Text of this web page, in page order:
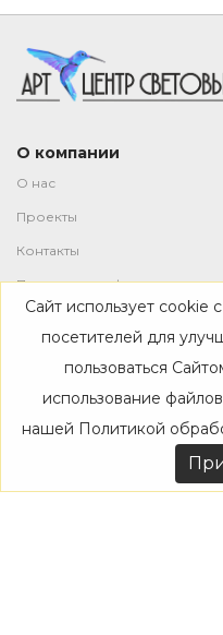
О компании
О нас
Проекты
Контакты
Политика
Магазин
Каталог
Дизайнерам
Акции
Сайт использует cookie
посетителей для
пользоваться
использование
нашей Политикой